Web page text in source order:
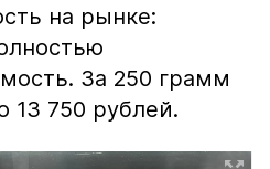
на рынке:
За 250 грамм
13 750 рублей.